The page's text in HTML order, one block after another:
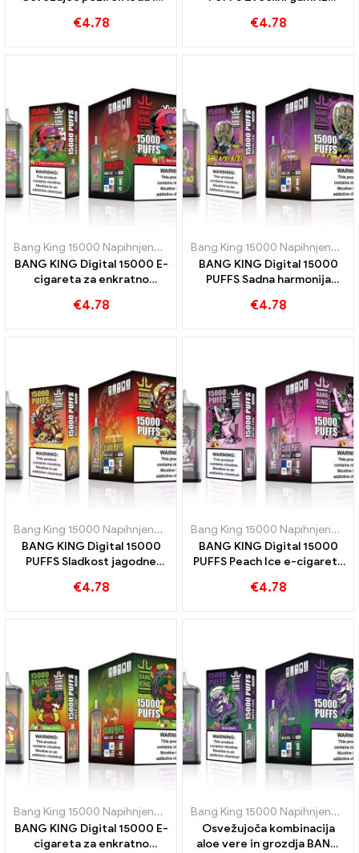
15000 NAPUHKI
€4.78
bodo očarali vaše brbončice
€4.78
Bang King 15000 Napihnjenci
E-cigarete za enkratno uporabo
BANG KING Digital 15000 E-
cigareta za enkratno
jabolko malina 15000 Vlaki
€4.78
Bang King 15000 Napihnjenci
BANG KING Digital 15000
PUFFS Sadna harmonija
€4.78
Bang King 15000 Napihnjenci
E-cigarete za enkratno uporabo
BANG KING Digital 15000
PUFFS Sladkost jagodne
€4.78
Bang King 15000 Napihnjenci
BANG KING Digital 15000
PUFFS Peach Ice e-cigareta
€4.78
Bang King 15000 Napihnjenci
E-cigarete za enkratno uporabo
BANG KING Digital 15000 E-
cigareta za enkratno
Bang King 15000 Napihnjenci
Osvežujoča kombinacija
aloe vere in grozdja BANG